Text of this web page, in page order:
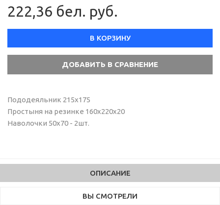
222,36 бел. руб.
В КОРЗИНУ
Пододеяльник 215х175
Простыня на резинке 160х220х20
Наволочки 50х70 - 2шт.
ОПИСАНИЕ
ВЫ СМОТРЕЛИ